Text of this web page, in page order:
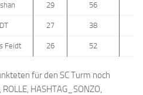
29 56
DT 27 38
Feidt 26 52
für den SC Turm noch
HASHTAG_SONZO,